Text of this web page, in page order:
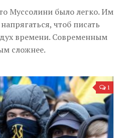
Муссолини было легко. Им
чтоб писать
времени. Современным
сложнее.
1